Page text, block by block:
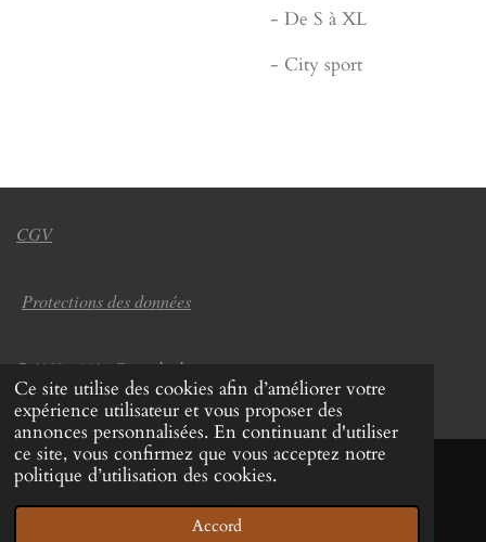
Ce site utilise des cookies afin d’améliorer votre
expérience utilisateur et vous proposer des
annonces personnalisées. En continuant d'utiliser
ce site, vous confirmez que vous acceptez notre
politique d’utilisation des cookies.
Accord
- De S à XL
- City sport
CGV
Protections des données
© 2022 - 2026 Coup de chapeau
Propulsé parWebador